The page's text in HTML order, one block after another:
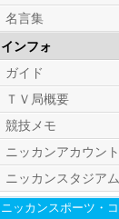
名言集
インフォ
ガイド
ＴＶ局概要
競技メモ
ニッカンアカウント
ニッカンスタジアム
ニッカンスポーツ・ コ